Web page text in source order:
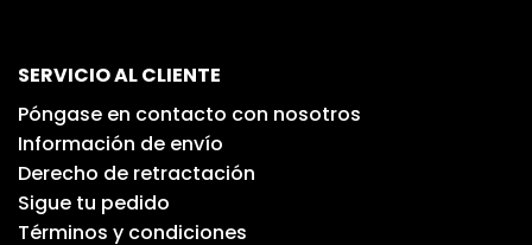
SERVICIO AL CLIENTE
Póngase en contacto con nosotros
Información de envío
Derecho de retractación
Sigue tu pedido
Términos y condiciones